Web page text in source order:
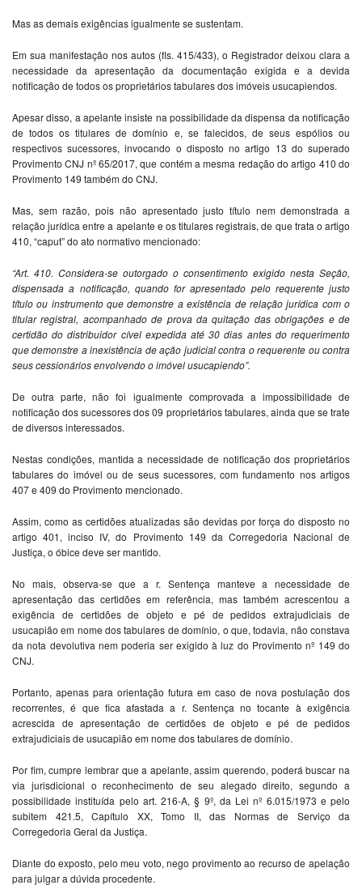
Mas as demais exigências igualmente se sustentam.
Em sua manifestação nos autos (fls. 415/433), o Registrador deixou clara a
necessidade da apresentação da documentação exigida e a devida
notificação de todos os proprietários tabulares dos imóveis usucapiendos.
Apesar disso, a apelante insiste na possibilidade da dispensa da notificação
de todos os titulares de domínio e, se falecidos, de seus espólios ou
respectivos sucessores, invocando o disposto no artigo 13 do superado
Provimento CNJ nº 65/2017, que contém a mesma redação do artigo 410 do
Provimento 149 também do CNJ.
Mas, sem razão, pois não apresentado justo título nem demonstrada a
relação jurídica entre a apelante e os titulares registrais, de que trata o artigo
410, “caput” do ato normativo mencionado:
“Art. 410. Considera-se outorgado o consentimento exigido nesta Seção,
dispensada a notificação, quando for apresentado pelo requerente justo
título ou instrumento que demonstre a existência de relação jurídica com o
titular registral, acompanhado de prova da quitação das obrigações e de
certidão do distribuidor cível expedida até 30 dias antes do requerimento
que demonstre a inexistência de ação judicial contra o requerente ou contra
seus cessionários envolvendo o imóvel usucapiendo”.
De outra parte, não foi igualmente comprovada a impossibilidade de
notificação dos sucessores dos 09 proprietários tabulares, ainda que se trate
de diversos interessados.
Nestas condições, mantida a necessidade de notificação dos proprietários
tabulares do imóvel ou de seus sucessores, com fundamento nos artigos
407 e 409 do Provimento mencionado.
Assim, como as certidões atualizadas são devidas por força do disposto no
artigo 401, inciso IV, do Provimento 149 da Corregedoria Nacional de
Justiça, o óbice deve ser mantido.
No mais, observa-se que a r. Sentença manteve a necessidade de
apresentação das certidões em referência, mas também acrescentou a
exigência de certidões de objeto e pé de pedidos extrajudiciais de
usucapião em nome dos tabulares de domínio, o que, todavia, não constava
da nota devolutiva nem poderia ser exigido à luz do Provimento nº 149 do
CNJ.
Portanto, apenas para orientação futura em caso de nova postulação dos
recorrentes, é que fica afastada a r. Sentença no tocante à exigência
acrescida de apresentação de certidões de objeto e pé de pedidos
extrajudiciais de usucapião em nome dos tabulares de domínio.
Por fim, cumpre lembrar que a apelante, assim querendo, poderá buscar na
via jurisdicional o reconhecimento de seu alegado direito, segundo a
possibilidade instituída pelo art. 216-A, § 9º, da Lei nº 6.015/1973 e pelo
subitem 421.5, Capítulo XX, Tomo II, das Normas de Serviço da
Corregedoria Geral da Justiça.
Diante do exposto, pelo meu voto, nego provimento ao recurso de apelação
para julgar a dúvida procedente.